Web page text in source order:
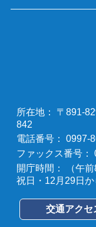
所在地：
〒891-
842
電話番号：
0997-
ファックス番号：
開庁時間：
（午
祝日・12月29日か
交通アクセ